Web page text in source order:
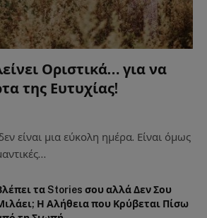
Οριστικά… για να
της Ευτυχίας!
είναι μια εύκολη ημέρα. Είναι όμως
τα Stories σου αλλά Δεν Σου
Η Αλήθεια που Κρύβεται Πίσω